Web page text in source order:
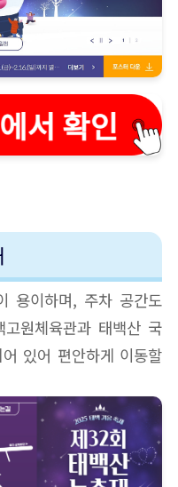
용이하며, 주차 공간도
원체육관과 태백산 국
있어 편안하게 이동할